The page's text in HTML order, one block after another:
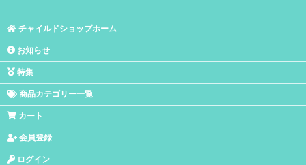
チャイルドショップホーム
お知らせ
特集
商品カテゴリー一覧
カート
会員登録
ログイン